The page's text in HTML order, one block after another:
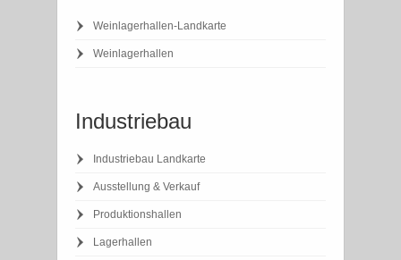
Weinlagerhallen-Landkarte
Weinlagerhallen
Industriebau
Industriebau Landkarte
Ausstellung & Verkauf
Produktionshallen
Lagerhallen